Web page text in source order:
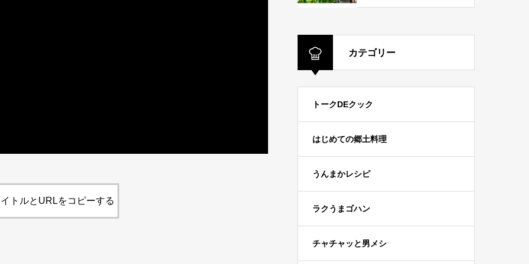
トルとURLをコピーする
カテゴリー
トークDEクック
はじめての郷土料理
うんまかレシピ
ラクうまゴハン
チャチャッと男メシ